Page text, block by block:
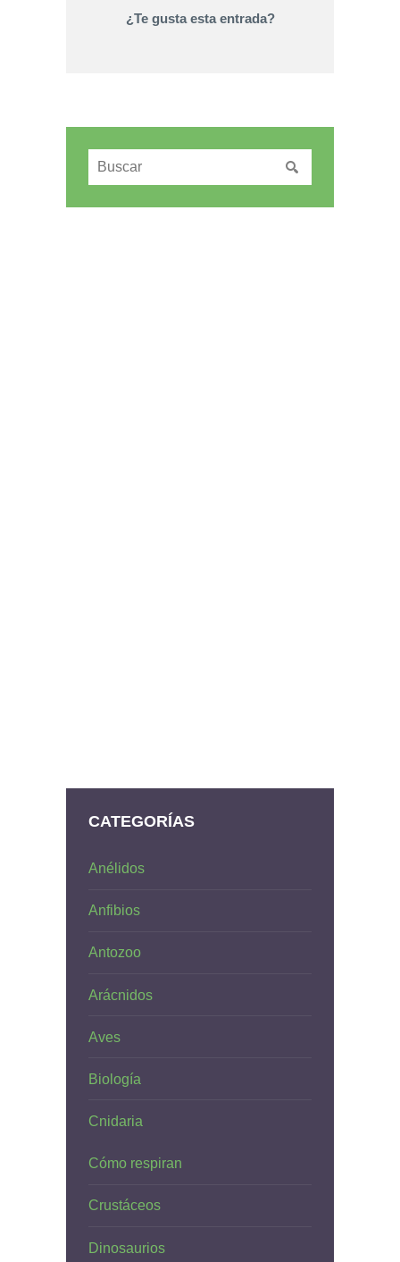
¿Te gusta esta entrada?
CATEGORÍAS
Anélidos
Anfibios
Antozoo
Arácnidos
Aves
Biología
Cnidaria
Cómo respiran
Crustáceos
Dinosaurios